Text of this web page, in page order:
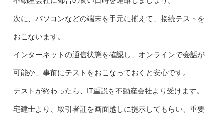
次に、パソコンなどの端末を手元に揃えて、接続テストを
おこないます。
インターネットの通信状態を確認し、オンラインで会話が
可能か、事前にテストをおこなっておくと安心です。
テストが終わったら、IT重説を不動産会社より受けます。
宅建士より、取引者証を画面越しに提示してもらい、重要